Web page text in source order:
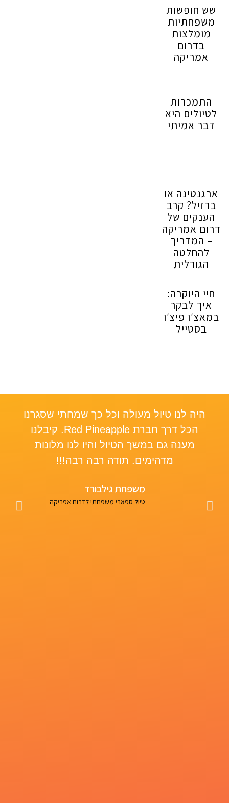
שש חופשות
משפחתיות
מומלצות
בדרום
אמריקה
התמכרות
לטיולים היא
דבר אמיתי
ארגנטינה או
ברזיל? קרב
הענקים של
דרום אמריקה
– המדריך
להחלטה
הגורלית
חיי היוקרה:
איך לבקר
במאצ׳ו פיצ׳ו
בסטייל
היה לנו טיול מעולה וכל כך שמחתי שסגרנו
הכל דרך חברת Red Pineapple. קיבלנו
מענה גם במשך הטיול והיו לנו מלונות
מדהימים. תודה רבה רבה!!!
משפחת גילבורד
טיול ספארי משפחתי לדרום אפריקה